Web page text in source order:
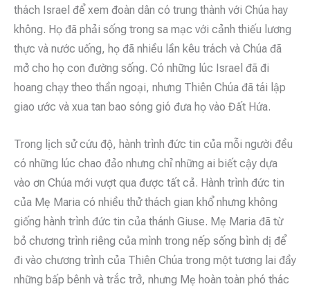
thách Israel để xem đoàn dân có trung thành với Chúa hay
không. Họ đã phải sống trong sa mạc với cảnh thiếu lương
thực và nước uống, họ đã nhiều lần kêu trách và Chúa đã
mở cho họ con đường sống. Có những lúc Israel đã đi
hoang chạy theo thần ngoại, nhưng Thiên Chúa đã tái lập
giao ước và xua tan bao sóng gió đưa họ vào Đất Hứa.
Trong lịch sử cứu độ, hành trình đức tin của mỗi người đều
có những lúc chao đảo nhưng chỉ những ai biết cậy dựa
vào ơn Chúa mới vượt qua được tất cả. Hành trình đức tin
của Mẹ Maria có nhiều thử thách gian khổ nhưng không
giống hành trình đức tin của thánh Giuse. Mẹ Maria đã từ
bỏ chương trình riêng của mình trong nếp sống bình dị để
đi vào chương trình của Thiên Chúa trong một tương lai đầy
những bấp bênh và trắc trở, nhưng Mẹ hoàn toàn phó thác